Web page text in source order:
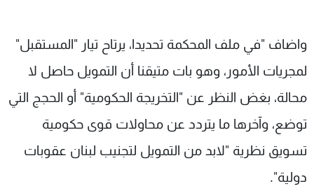
واضاف "في ملف المحكمة تحديدا، يرتاح تيار "المستقبل"
لمجريات الأمور، وهو بات متيقنا أن التمويل حاصل لا
محالة، بغض النظر عن "التخريجة الحكومية" أو الحجج التي
توضع، وآخرها ما يتردد عن محاولات قوى حكومية
تسويق نظرية "لابد من التمويل لتجنيب لبنان عقوبات
دولية".